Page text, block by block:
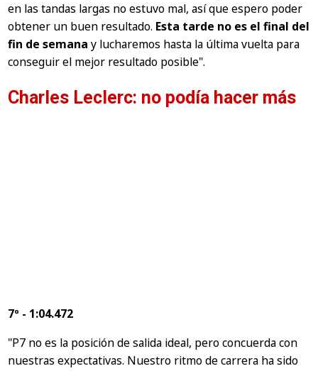
en las tandas largas no estuvo mal, así que espero poder
obtener un buen resultado. Esta tarde no es el final del
fin de semana y lucharemos hasta la última vuelta para
conseguir el mejor resultado posible".
Charles Leclerc: no podía hacer más
7º - 1:04.472
"P7 no es la posición de salida ideal, pero concuerda con
nuestras expectativas. Nuestro ritmo de carrera ha sido